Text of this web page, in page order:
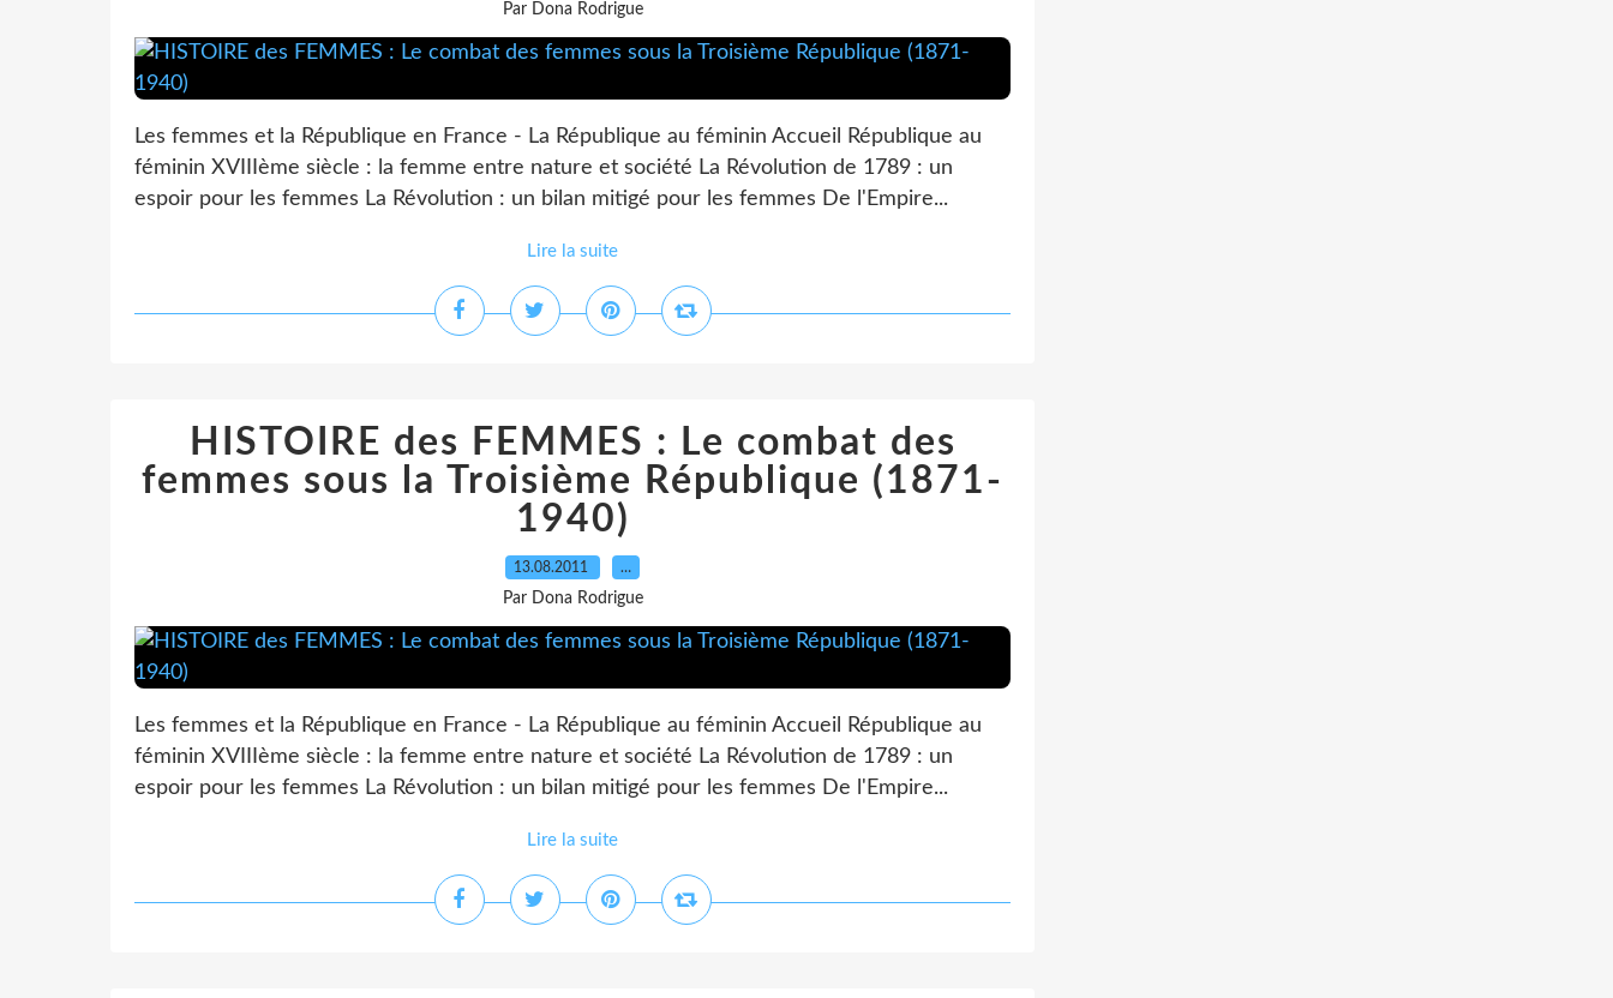
Par Dona Rodrigue
Les femmes et la République en France - La République au féminin Accueil République au
féminin XVIIIème siècle : la femme entre nature et société La Révolution de 1789 : un
espoir pour les femmes La Révolution : un bilan mitigé pour les femmes De l'Empire...
Lire la suite
HISTOIRE des FEMMES : Le combat des
femmes sous la Troisième République (1871-
1940)
13.08.2011 …
Par Dona Rodrigue
Les femmes et la République en France - La République au féminin Accueil République au
féminin XVIIIème siècle : la femme entre nature et société La Révolution de 1789 : un
espoir pour les femmes La Révolution : un bilan mitigé pour les femmes De l'Empire...
Lire la suite